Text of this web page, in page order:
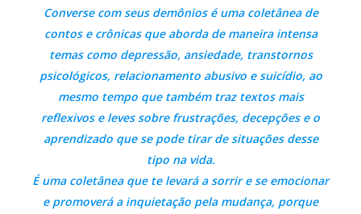
Converse com seus demônios é uma coletânea de
contos e crônicas que aborda de maneira intensa
temas como depressão, ansiedade, transtornos
psicológicos, relacionamento abusivo e suicídio, ao
mesmo tempo que também traz textos mais
reflexivos e leves sobre frustrações, decepções e o
aprendizado que se pode tirar de situações desse
tipo na vida.
É uma coletânea que te levará a sorrir e se emocionar
e promoverá a inquietação pela mudança, porque